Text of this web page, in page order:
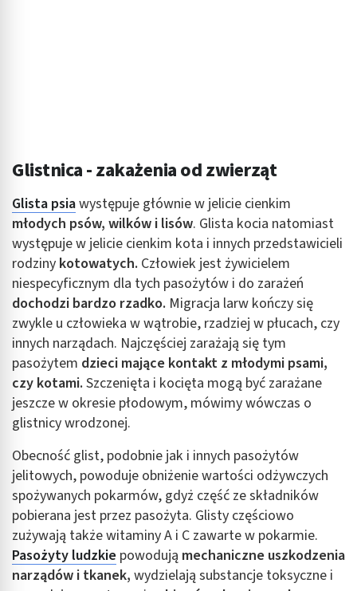
Glistnica - zakażenia od zwierząt
Glista psiawystępuje głównie w jelicie cienkim
młodych psów, wilków i lisów. Glista kocia natomiast
występuje w jelicie cienkim kota i innych przedstawicieli
rodziny kotowatych. Człowiek jest żywicielem
niespecyficznym dla tych pasożytów i do zarażeń
dochodzi bardzo rzadko. Migracja larw kończy się
zwykle u człowieka w wątrobie, rzadziej w płucach, czy
innych narządach. Najczęściej zarażają się tym
pasożytem dzieci mające kontakt z młodymi psami,
czy kotami.Szczenięta i kocięta mogą być zarażane
jeszcze w okresie płodowym, mówimy wówczas o
glistnicy wrodzonej.
Obecność glist, podobnie jak i innych pasożytów
jelitowych, powoduje obniżenie wartości odżywczych
spożywanych pokarmów, gdyż część ze składników
pobierana jest przez pasożyta. Glisty częściowo
zużywają także witaminy A i C zawarte w pokarmie.
Pasożyty ludzkie powodują mechaniczne uszkodzenia
narządów i tkanek, wydzielają substancje toksyczne i